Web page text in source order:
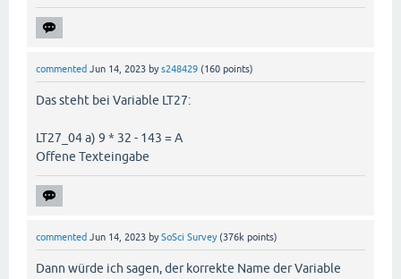
commented Jun 14, 2023 bys248429 (160 points)
Das steht bei Variable LT27:
LT27_04 a) 9 * 32 - 143 = A
Offene Texteingabe
commented Jun 14, 2023 bySoSci Survey (376k points)
Dann würde ich sagen, der korrekte Name der Variable